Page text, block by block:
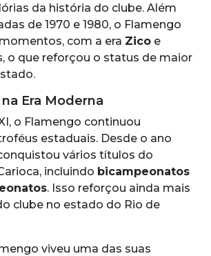
da história do clube. Além
de 1970 e 1980, o Flamengo
com a era Zico e
o que reforçou o status de maior
Era Moderna
o Flamengo continuou
estaduais. Desde o ano
vários títulos do
incluindo bicampeonatos
. Isso reforçou ainda mais
clube no estado do Rio de
viveu uma das suas